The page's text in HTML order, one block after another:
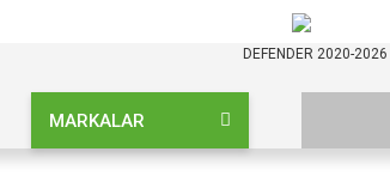
DEFENDER 2020-2026
MARKALAR